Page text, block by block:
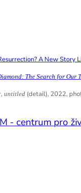
A New Story
The Search for Our
untitled (detail), 2022,
- centrum pro